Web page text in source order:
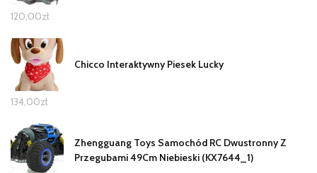
120,00zł
Chicco Interaktywny Piesek Lucky
134,00zł
Zhengguang Toys Samochód RC Dwustronny Z
Przegubami 49Cm Niebieski (KX7644_1)